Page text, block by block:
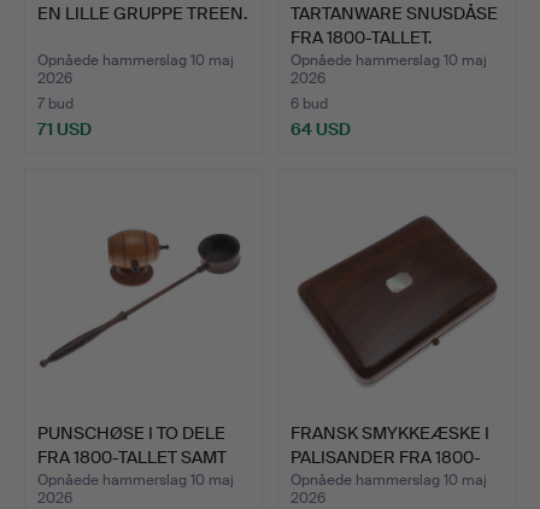
EN LILLE GRUPPE TREEN.
Opnåede hammerslag 10 maj
2026
7 bud
71 USD
TARTANWARE SNUSDÅSE
FRA 1800-TALLET.
Opnåede hammerslag 10 maj
2026
6 bud
64 USD
PUNSCHØSE I TO DELE
FRA 1800-TALLET SAMT
E…
Opnåede hammerslag 10 maj
2026
FRANSK SMYKKEÆSKE I
PALISANDER FRA 1800-
TA…
Opnåede hammerslag 10 maj
2026